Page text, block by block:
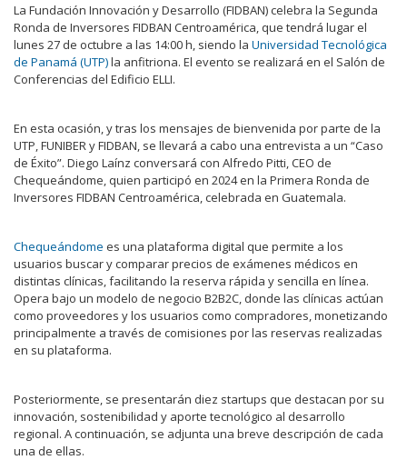
La Fundación Innovación y Desarrollo (FIDBAN) celebra la Segunda
Ronda de Inversores FIDBAN Centroamérica, que tendrá lugar el
lunes 27 de octubre a las 14:00 h, siendo la Universidad Tecnológica
de Panamá (UTP)la anfitriona. El evento se realizará en el Salón de
Conferencias del Edificio ELLI.
En esta ocasión, y tras los mensajes de bienvenida por parte de la
UTP, FUNIBER y FIDBAN, se llevará a cabo una entrevista a un “Caso
de Éxito”. Diego Laínz conversará con Alfredo Pitti, CEO de
Chequeándome, quien participó en 2024 en la Primera Ronda de
Inversores FIDBAN Centroamérica, celebrada en Guatemala.
Chequeándome es una plataforma digital que permite a los
usuarios buscar y comparar precios de exámenes médicos en
distintas clínicas, facilitando la reserva rápida y sencilla en línea.
Opera bajo un modelo de negocio B2B2C, donde las clínicas actúan
como proveedores y los usuarios como compradores, monetizando
principalmente a través de comisiones por las reservas realizadas
en su plataforma.
Posteriormente, se presentarán diez startups que destacan por su
innovación, sostenibilidad y aporte tecnológico al desarrollo
regional. A continuación, se adjunta una breve descripción de cada
una de ellas.